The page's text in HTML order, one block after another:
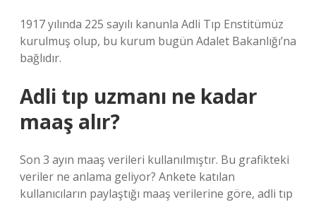
1917 yılında 225 sayılı kanunla Adli Tıp Enstitümüz
kurulmuş olup, bu kurum bugün Adalet Bakanlığı’na
bağlıdır.
Adli tıp uzmanı ne kadar
maaş alır?
Son 3 ayın maaş verileri kullanılmıştır. Bu grafikteki
veriler ne anlama geliyor? Ankete katılan
kullanıcıların paylaştığı maaş verilerine göre, adli tıp